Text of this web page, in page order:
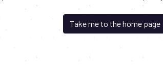
Take me to the home page